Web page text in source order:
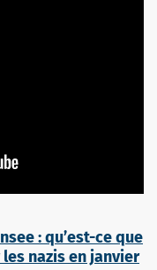
: qu’est-ce que
nazis en janvier